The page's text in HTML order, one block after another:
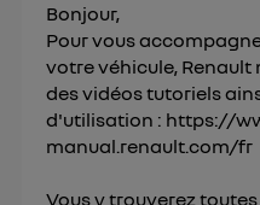
Bonjour,
Pour vous
votre véhicule,
des vidéos tutoriels
d'utilisation : https://
manual.renault.com/fr
Vous y trouverez